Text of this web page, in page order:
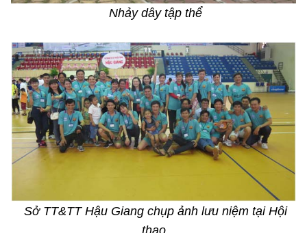
Nhảy dây tập thể
Sở TT&TT Hậu Giang chụp ảnh lưu niệm tại Hội